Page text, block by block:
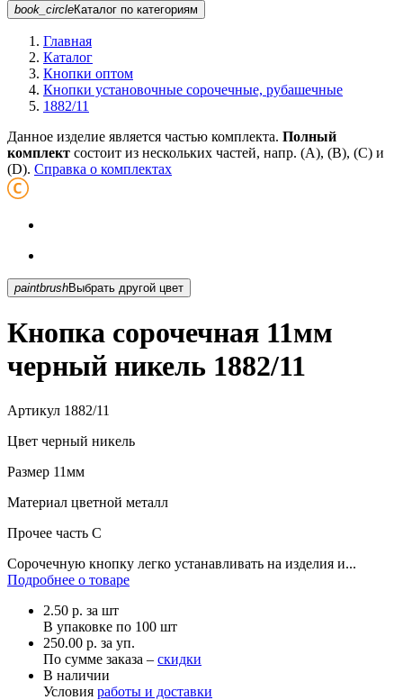
book_circleКаталог по категориям
Главная
Каталог
Кнопки оптом
Кнопки установочные сорочечные, рубашечные
1882/11
Данное изделие является частью комплекта. Полный
комплект состоит из нескольких частей, напр. (А), (B), (С) и
(D). Справка о комплектах
paintbrush Выбрать другой цвет
Кнопка сорочечная 11мм
черный никель 1882/11
Артикул 1882/11
Цвет черный никель
Размер 11мм
Материал цветной металл
Прочее часть С
Сорочечную кнопку легко устанавливать на изделия и...
Подробнее о товаре
2.50 р. за шт
В упаковке по 100 шт
250.00 р. за уп.
По сумме заказа – скидки
В наличии
Условия работы и доставки